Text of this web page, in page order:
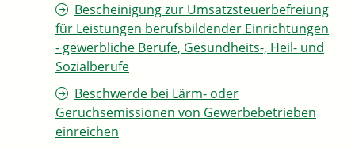
Bescheinigung zur Umsatzsteuerbefreiung
für Leistungen berufsbildender Einrichtungen
- gewerbliche Berufe, Gesundheits-, Heil- und
Sozialberufe
Beschwerde bei Lärm- oder
Geruchsemissionen von Gewerbebetrieben
einreichen